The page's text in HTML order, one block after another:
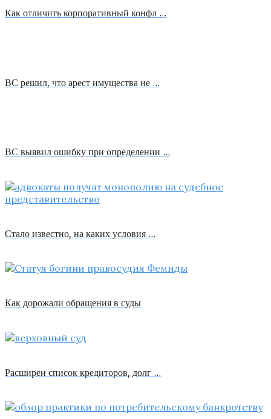
Как отличить корпоративный конфл …
ВС решил, что арест имущества не …
ВС выявил ошибку при определении …
Стало известно, на каких условия …
Как дорожали обращения в суды
Расширен список кредиторов, долг …